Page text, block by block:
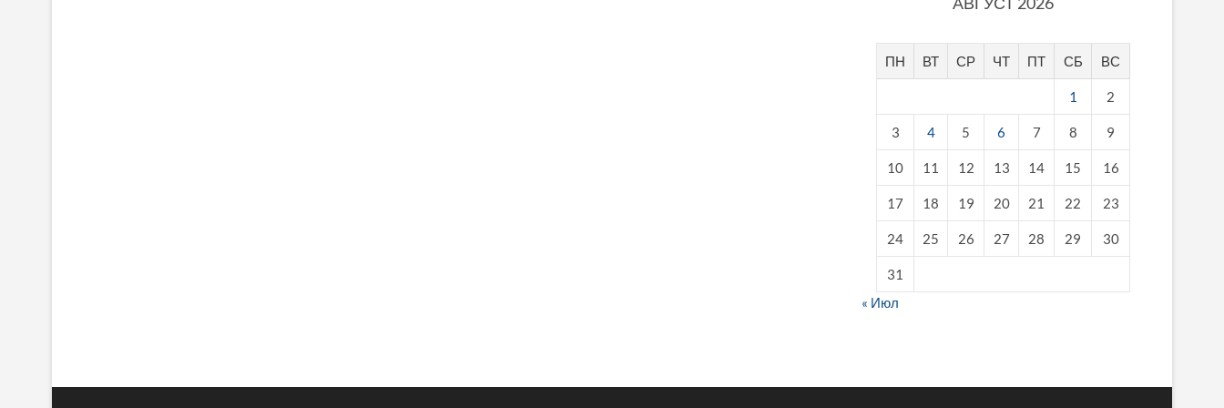
ПН ВТ СР ЧТ ПТ СБ ВС
1 2
3 4 5 6 7 8 9
10 11 12 13 14 15 16
17 18 19 20 21 22 23
24 25 26 27 28 29 30
31
« Июл